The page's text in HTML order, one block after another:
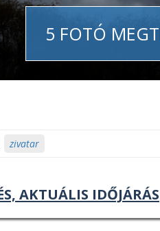
5 FOTÓ
zivatar
AKTUÁLIS IDŐJÁRÁS